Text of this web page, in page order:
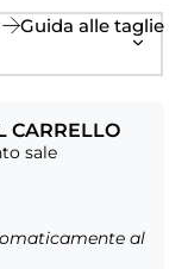
Guida alle taglie
CARRELLO
sale
al